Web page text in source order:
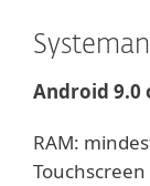
Android 9.0
RAM: